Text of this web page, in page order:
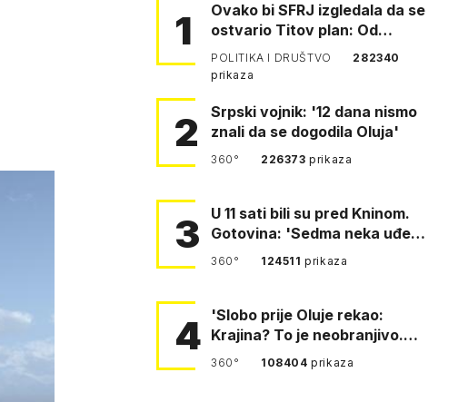
1
Ovako bi SFRJ izgledala da se
ostvario Titov plan: Od
Klagenfurta do Istanbula!
POLITIKA I DRUŠTVO
282340
prikaza
2
Srpski vojnik: '12 dana nismo
znali da se dogodila Oluja'
360° 226373prikaza
3
U 11 sati bili su pred Kninom.
Gotovina: 'Sedma neka uđe,
4. gardijska neka g…
360° 124511prikaza
4
'Slobo prije Oluje rekao:
Krajina? To je neobranjivo.
Tuđmana zvao Krivousti'
360° 108404prikaza